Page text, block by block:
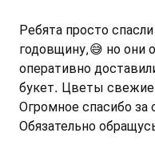
Ребята просто
годовщину,😅 но они
оперативно
букет. Цветы
Огромное спасибо за
Обязательно